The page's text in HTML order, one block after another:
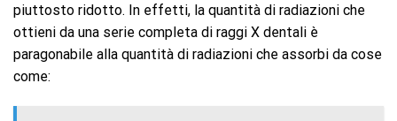
piuttosto ridotto. In effetti, la quantità di radiazioni che
ottieni da una serie completa di raggi X dentali è
paragonabile alla quantità di radiazioni che assorbi da cose
come: